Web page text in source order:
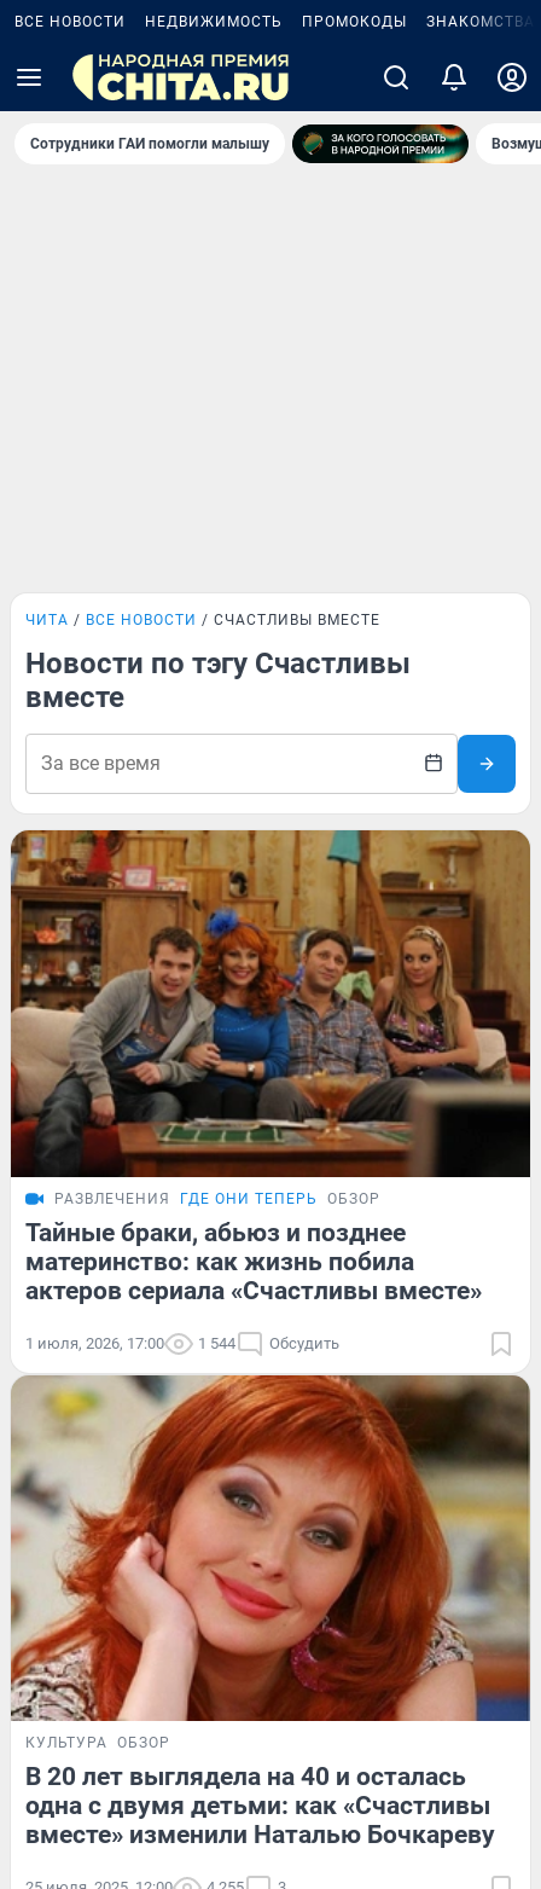
ВСЕ НОВОСТИ НЕДВИЖИМОСТЬ ПРОМОКОДЫ ЗНАКОМСТВА
Сотрудники ГАИ помогли малышу
ЧИТА ВСЕ НОВОСТИ СЧАСТЛИВЫ ВМЕСТЕ
Новости по тэгу Счастливы
вместе
РАЗВЛЕЧЕНИЯ ГДЕ ОНИ ТЕПЕРЬ ОБЗОР
Тайные браки, абьюз и позднее
материнство: как жизнь побила
актеров сериала «Счастливы вместе»
1 июля, 2026, 17:00 1 544 Обсудить
КУЛЬТУРА ОБЗОР
В 20 лет выглядела на 40 и осталась
одна с двумя детьми: как «Счастливы
вместе» изменили Наталью Бочкареву